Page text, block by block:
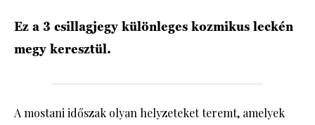
Ez a 3 csillagjegy különleges kozmikus leckén
megy keresztül.
A mostani időszak olyan helyzeteket teremt, amelyek